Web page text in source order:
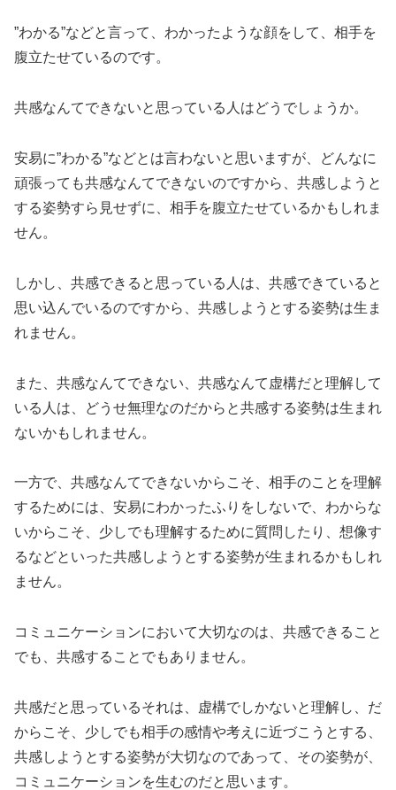
”わかる”などと言って、わかったような顔をして、相手を
腹立たせているのです。
共感なんてできないと思っている人はどうでしょうか。
安易に”わかる”などとは言わないと思いますが、どんなに
頑張っても共感なんてできないのですから、共感しようと
する姿勢すら見せずに、相手を腹立たせているかもしれま
せん。
しかし、共感できると思っている人は、共感できていると
思い込んでいるのですから、共感しようとする姿勢は生ま
れません。
また、共感なんてできない、共感なんて虚構だと理解して
いる人は、どうせ無理なのだからと共感する姿勢は生まれ
ないかもしれません。
一方で、共感なんてできないからこそ、相手のことを理解
するためには、安易にわかったふりをしないで、わからな
いからこそ、少しでも理解するために質問したり、想像す
るなどといった共感しようとする姿勢が生まれるかもしれ
ません。
コミュニケーションにおいて大切なのは、共感できること
でも、共感することでもありません。
共感だと思っているそれは、虚構でしかないと理解し、だ
からこそ、少しでも相手の感情や考えに近づこうとする、
共感しようとする姿勢が大切なのであって、その姿勢が、
コミュニケーションを生むのだと思います。